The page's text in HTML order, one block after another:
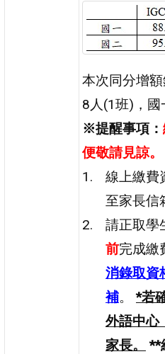
本次同分增
8人(1班)，國
※提醒事項：
便敬請見諒。
線上繳費
至家長信
請正取學
前完成繳
消錄取資
補。*若
外語中心
家長。
**